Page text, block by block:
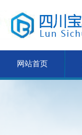
网站首页